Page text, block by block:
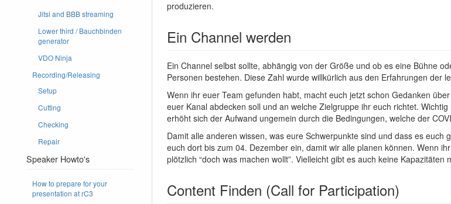
Jitsi and BBB streaming
Lower third / Bauchbinden
generator
VDO Ninja
Recording/Releasing
Setup
Cutting
Checking
Repair
Speaker Howto's
How to prepare for your
presentation at rC3
produzieren.
Ein Channel werden
Ein Channel selbst sollte, abhängig von der Größe und ob es eine Bühne
Personen bestehen. Diese Zahl wurde willkürlich aus den Erfahrungen der
Wenn ihr euer Team gefunden habt, macht euch jetzt schon Gedanken
euer Kanal abdecken soll und an welche Zielgruppe ihr euch richtet.
erhöht sich der Aufwand ungemein durch die Bedingungen, welche der
Damit alle anderen wissen, was eure Schwerpunkte sind und dass es
euch dort bis zum 04. Dezember ein, damit wir alle planen können. Wenn
plötzlich “doch was machen wollt”. Vielleicht gibt es auch keine Kapazitäten
Content Finden (Call for Participation)